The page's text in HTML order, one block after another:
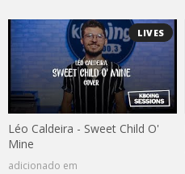
LIVES
Léo Caldeira - Sweet Child O'
Mine
adicionado em